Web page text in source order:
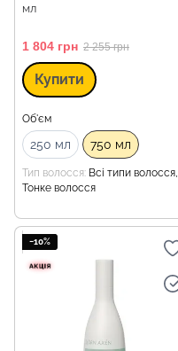
мл
1 804 грн 2 255 грн
Купити
Об'єм
250 мл 750 мл
Тип волосся Всі типи волосся,
Тонке волосся
−10%